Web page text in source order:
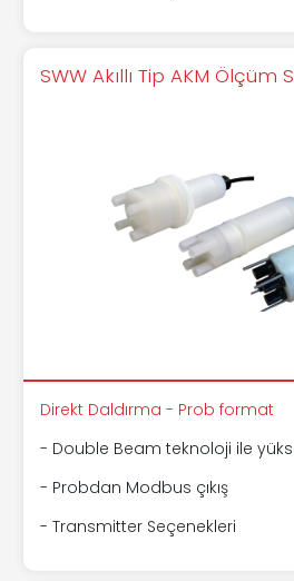
SWW Akıllı Tip AKM Ölçüm
Direkt Daldırma - Prob format
- Double Beam teknoloji ile
- Probdan Modbus çıkış
- Transmitter Seçenekleri